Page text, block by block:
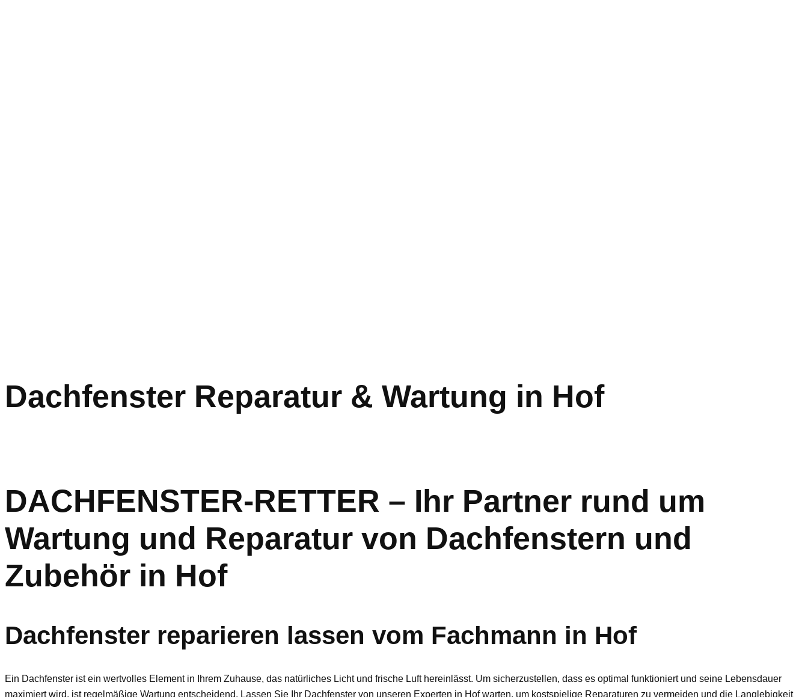
Dachfenster Reparatur & Wartung in Hof
DACHFENSTER-RETTER – Ihr Partner rund um
Wartung und Reparatur von Dachfenstern und
Zubehör in Hof
Dachfenster reparieren lassen vom Fachmann in Hof
Ein Dachfenster ist ein wertvolles Element in Ihrem Zuhause, das natürliches Licht und frische Luft hereinlässt. Um sicherzustellen, dass es optimal funktioniert und seine Lebensdauer
maximiert wird, ist regelmäßige Wartung entscheidend. Lassen Sie Ihr Dachfenster von unseren Experten in Hof warten, um kostspielige Reparaturen zu vermeiden und die Langlebigkeit